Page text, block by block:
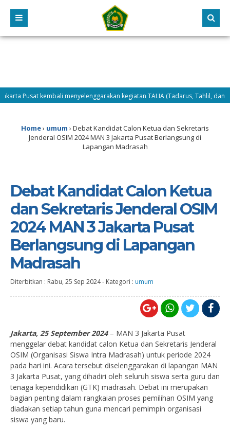
kembali menyelenggarakan kegiatan TALIA (Tadarus, Tahlil, dan Dhuha)
MATAMUDA Tahun 2026, Selasa (14/7/2026) difokuskan pada
Home› umum › Debat Kandidat Calon Ketua dan Sekretaris
Jenderal OSIM 2024 MAN 3 Jakarta Pusat Berlangsung di
Lapangan Madrasah
Debat Kandidat Calon Ketua
dan Sekretaris Jenderal OSIM
2024 MAN 3 Jakarta Pusat
Berlangsung di Lapangan
Madrasah
Diterbitkan : Rabu, 25 Sep 2024- Kategori : umum
Jakarta, 25 September 2024– MAN 3 Jakarta Pusat
menggelar debat kandidat calon Ketua dan Sekretaris Jenderal
OSIM (Organisasi Siswa Intra Madrasah) untuk periode 2024
pada hari ini. Acara tersebut diselenggarakan di lapangan MAN
3 Jakarta Pusat, yang dihadiri oleh seluruh siswa serta guru dan
tenaga kependidikan (GTK) madrasah. Debat ini merupakan
bagian penting dalam rangkaian proses pemilihan OSIM yang
diadakan setiap tahun guna mencari pemimpin organisasi
siswa yang baru.